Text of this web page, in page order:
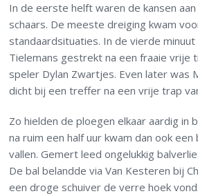
In de eerste helft waren de kansen
schaars. De meeste dreiging kwam
standaardsituaties. In de vierde
Tielemans gestrekt na een fraaie vrije
speler Dylan Zwartjes. Even later was
dicht bij een treffer na een vrije trap
Zo hielden de ploegen elkaar aardig in
na ruim een half uur kwam dan ook
vallen. Gemert leed ongelukkig
De bal belandde via Van Kesteren bij
een droge schuiver de verre hoek